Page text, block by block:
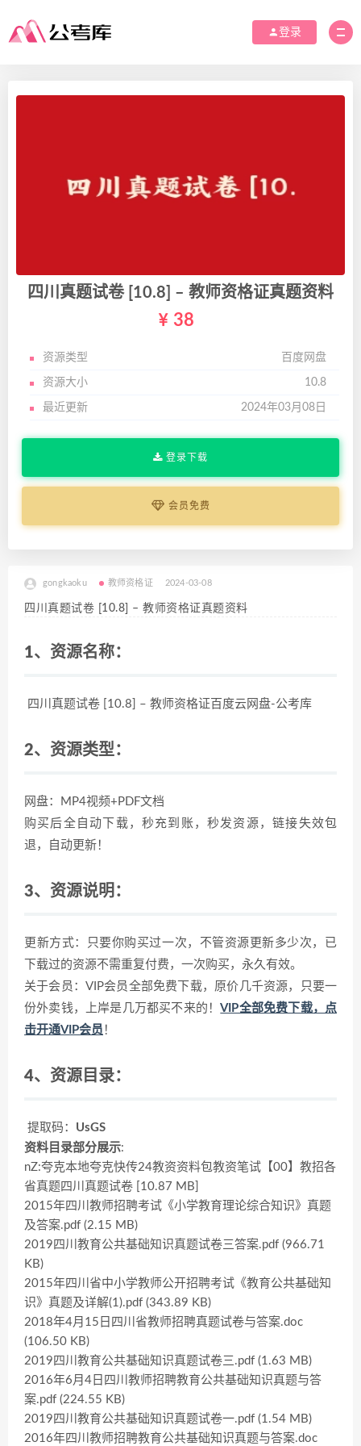
登录
四川真题试卷 [10.8] – 教师资格证真题资料
38
资源类型 百度网盘
资源大小 10.8
最近更新 2024年03月08日
登录下载
会员免费
gongkaoku 教师资格证 2024-03-08
四川真题试卷 [10.8] – 教师资格证真题资料
1、资源名称：
四川真题试卷 [10.8] – 教师资格证百度云网盘-公考库
2、资源类型：
网盘：MP4视频+PDF文档
购买后全自动下载，秒充到账，秒发资源，链接失效包
退，自动更新！
3、资源说明：
更新方式：只要你购买过一次，不管资源更新多少次，已
下载过的资源不需重复付费，一次购买，永久有效。
关于会员：VIP会员全部免费下载，原价几千资源，只要一
份外卖钱，上岸是几万都买不来的！VIP全部免费下载，点
击开通VIP会员 ！
4、资源目录：
提取码： UsGS
资料目录部分展示:
nZ:夸克本地夸克快传24教资资料包教资笔试【00】教招各
省真题四川真题试卷 [10.87 MB]
2015年四川教师招聘考试《小学教育理论综合知识》真题
及答案.pdf (2.15 MB)
2019四川教育公共基础知识真题试卷三答案.pdf (966.71
KB)
2015年四川省中小学教师公开招聘考试《教育公共基础知
识》真题及详解(1).pdf (343.89 KB)
2018年4月15日四川省教师招聘真题试卷与答案.doc
(106.50 KB)
2019四川教育公共基础知识真题试卷三.pdf (1.63 MB)
2016年6月4日四川教师招聘教育公共基础知识真题与答
案.pdf (224.55 KB)
2019四川教育公共基础知识真题试卷一.pdf (1.54 MB)
2016年四川教师招聘教育公共基础知识真题与答案.doc